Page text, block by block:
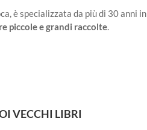
è specializzata da più di 30 anni in
piccole e grandi raccolte.
VECCHI LIBRI